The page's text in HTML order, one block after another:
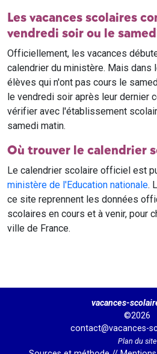
Les vacances scolaires
vendredi soir ou le
Officiellement, les vacances
calendrier du ministère. Mais dans
élèves qui n'ont pas cours le
le vendredi soir après leur dernier
vérifier avec l'établissement
samedi matin.
Où trouver le calendrier
Le calendrier scolaire officiel est
ministère de l'Education nationale.
ce site reprennent les données
scolaires en cours et à venir, pour
ville de France.
vacances-
©2026
contact@vacances-
Plan du site